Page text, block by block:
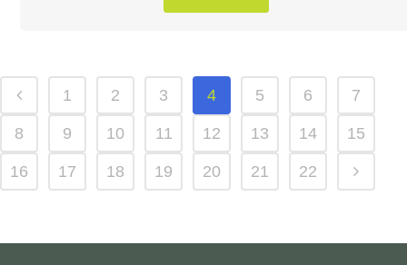
1 2 3 4 5 6 7
8 9 10 11 12 13 14 15
16 17 18 19 20 21 22